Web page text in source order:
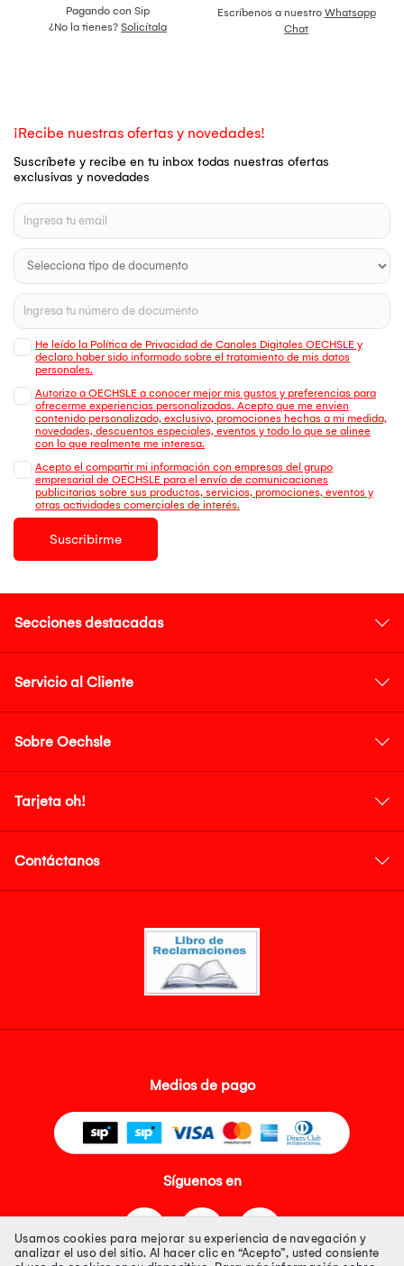
Pagando con Sip
¿No la tienes? Solicítala
Escríbenos a nuestro Whatsapp
Chat
¡Recibe nuestras ofertas y novedades!
Suscríbete y recibe en tu inbox todas nuestras ofertas
exclusivas y novedades
He leído la Política de Privacidad de Canales Digitales OECHSLE y
declaro haber sido informado sobre el tratamiento de mis datos
personales.
Autorizo a OECHSLE a conocer mejor mis gustos y preferencias para
ofrecerme experiencias personalizadas. Acepto que me envien
contenido personalizado, exclusivo, promociones hechas a mi medida,
novedades, descuentos especiales, eventos y todo lo que se alinee
con lo que realmente me interesa.
Acepto el compartir mi información con empresas del grupo
empresarial de OECHSLE para el envío de comunicaciones
publicitarias sobre sus productos, servicios, promociones, eventos y
otras actividades comerciales de interés.
Suscribirme
Secciones destacadas
Servicio al Cliente
Sobre Oechsle
Tarjeta oh!
Contáctanos
Medios de pago
Síguenos en
Usamos cookies para mejorar su experiencia de navegación y
analizar el uso del sitio. Al hacer clic en “Acepto”, usted consiente